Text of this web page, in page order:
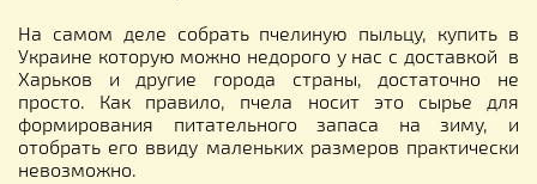
На самом деле собрать пчелиную пыльцу, купить в
Украине которую можно недорого у нас с доставкой в
Харьков и другие города страны, достаточно не
просто. Как правило, пчела носит это сырье для
формирования питательного запаса на зиму, и
отобрать его ввиду маленьких размеров практически
невозможно.